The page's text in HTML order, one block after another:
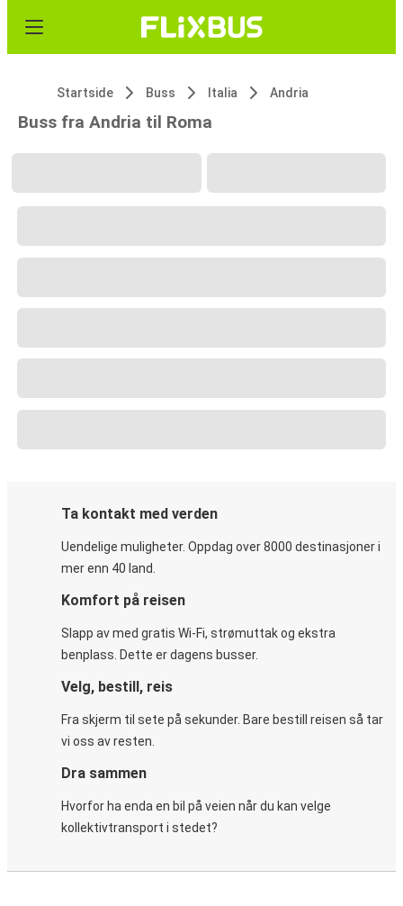
Startside Buss Italia Andria
Buss fra Andria til Roma
Ta kontakt med verden
Uendelige muligheter. Oppdag over 8000 destinasjoner i
mer enn 40 land.
Komfort på reisen
Slapp av med gratis Wi-Fi, strømuttak og ekstra
benplass. Dette er dagens busser.
Velg, bestill, reis
Fra skjerm til sete på sekunder. Bare bestill reisen så tar
vi oss av resten.
Dra sammen
Hvorfor ha enda en bil på veien når du kan velge
kollektivtransport i stedet?